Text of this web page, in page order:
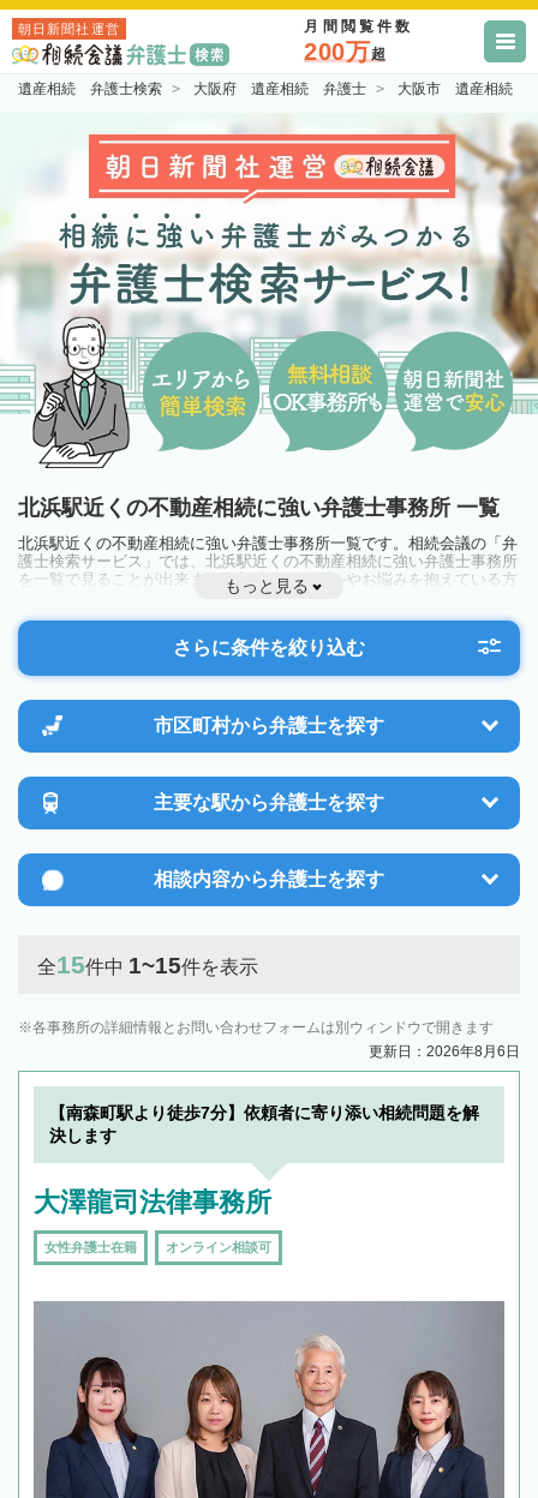
朝日新聞社運営 月間閲覧件数
200万超
遺産相続 弁護士検索 大阪府 遺産相続 弁護士 大阪市 遺産相続
北浜駅近くの不動産相続に強い弁護士事務所 一覧
北浜駅近くの不動産相続に強い弁護士事務所一覧です。相続会議の「弁
護士検索サービス」では、北浜駅近くの不動産相続に強い弁護士事務所
を一覧で見ることが出来ます。相続のトラブルやお悩みを抱えている方
は一度近隣の弁護士に相談してみましょう。
もっと見る
さらに条件を絞り込む
市区町村から弁護士を探す
主要な駅から弁護士を探す
相談内容から弁護士を探す
全15件中 1~15件を表示
各事務所の詳細情報とお問い合わせフォームは別ウィンドウで開きます
更新日：2026年8月6日
【南森町駅より徒歩7分】依頼者に寄り添い相続問題を解
決します
大澤龍司法律事務所
女性弁護士在籍 オンライン相談可